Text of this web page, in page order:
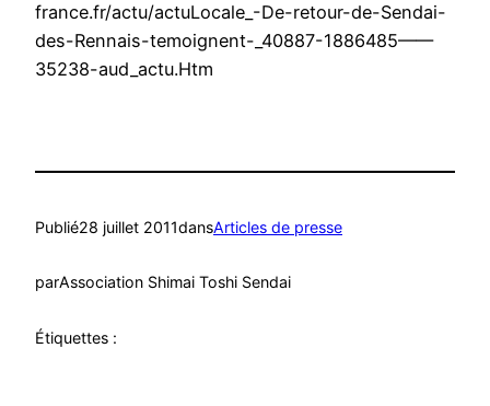
france.fr/actu/actuLocale_-De-retour-de-Sendai-
des-Rennais-temoignent-_40887-1886485——
35238-aud_actu.Htm
Publié28 juillet 2011dansArticles de presse
parAssociation Shimai Toshi Sendai
Étiquettes :